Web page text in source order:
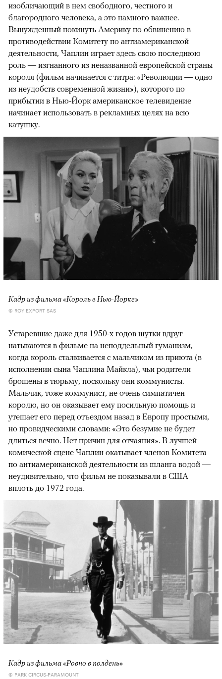
изобличающий в нем свободного, честного и
благородного человека, а это намного важнее.
Вынужденный покинуть Америку по обвинению в
противодействии Комитету по антиамериканской
деятельности, Чаплин играет здесь свою последнюю
роль — изгнанного из неназванной европейской страны
короля (фильм начинается с титра: «Революции — одно
из неудобств современной жизни»), которого по
прибытии в Нью-Йорк американское телевидение
начинает использовать в рекламных целях на всю
катушку.
Кадр из фильма «Король в Нью-Йорке»
© ROY EXPORT SAS
Устаревшие даже для 1950-х годов шутки вдруг
натыкаются в фильме на неподдельный гуманизм,
когда король сталкивается с мальчиком из приюта (в
исполнении сына Чаплина Майкла), чьи родители
брошены в тюрьму, поскольку они коммунисты.
Мальчик, тоже коммунист, не очень симпатичен
королю, но он оказывает ему посильную помощь и
утешает его перед отъездом назад в Европу простыми,
но провидческими словами: «Это безумие не будет
длиться вечно. Нет причин для отчаяния». В лучшей
комической сцене Чаплин окатывает членов Комитета
по антиамериканской деятельности из шланга водой —
неудивительно, что фильм не показывали в США
вплоть до 1972 года.
Кадр из фильма «Ровно в полдень»
© PARK CIRCUS-PARAMOUNT